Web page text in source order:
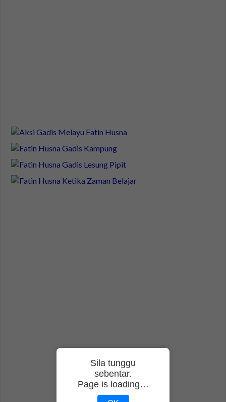
Sila tunggu
sebentar.
Page is loading…